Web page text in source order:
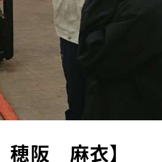
阪 麻衣】